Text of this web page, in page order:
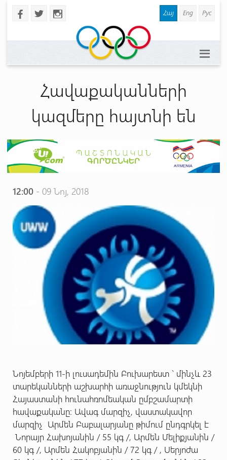
b a x Հայ Eng Рус
Հավաքականների
կազմերը հայտնի են
12:00- 09 Նոյ, 2018
Նոյեմբերի 11-ի լուսադեմին Բուխարեստ ` մինչև 23
տարեկանների աշխարհի առաջնություն կմեկնի
Հայաստանի հունահռոմեական ըմբշամարտի
հավաքականը: Ավագ մարզիչ, վաստակավոր
մարզիչ Արմեն Բաբալարյանը թիմում ընդգրկել է
Նորայր Հախոյանին / 55 կգ /, Արմեն Մելիքյանին /
60 կգ /, Արմեն Հակոբյանին / 72 կգ / , Սերյոժա